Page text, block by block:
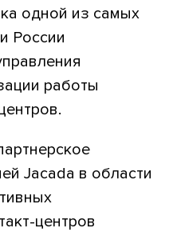
одной из самых
России
работы
Jacada в области
центров